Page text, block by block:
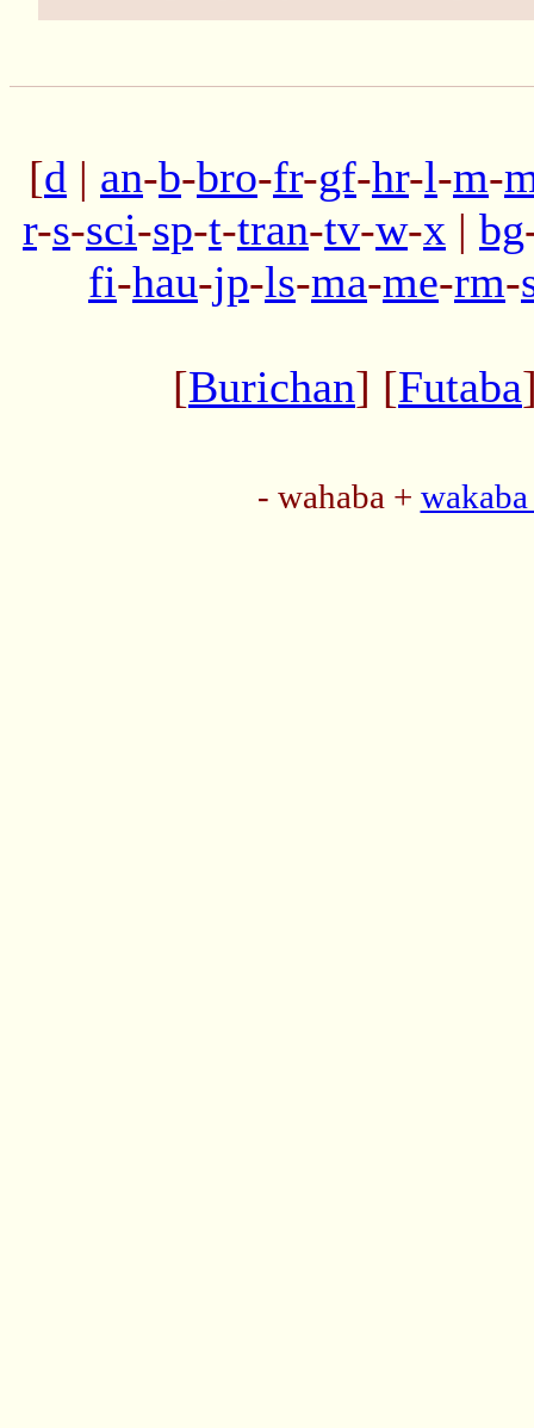
[d | an-b-bro-fr-gf-hr-l-m-
r-s-sci-sp-t-tran-tv-w-x | bg
fi-hau-jp-ls-ma-me-rm-
[Burichan] [Futaba
- wahaba +